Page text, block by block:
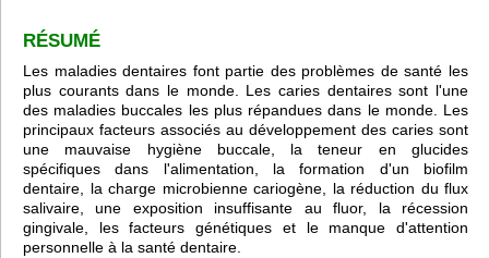
RÉSUMÉ
Les maladies dentaires font partie des problèmes de santé les
plus courants dans le monde. Les caries dentaires sont l'une
des maladies buccales les plus répandues dans le monde. Les
principaux facteurs associés au développement des caries sont
une mauvaise hygiène buccale, la teneur en glucides
spécifiques dans l'alimentation, la formation d'un biofilm
dentaire, la charge microbienne cariogène, la réduction du flux
salivaire, une exposition insuffisante au fluor, la récession
gingivale, les facteurs génétiques et le manque d'attention
personnelle à la santé dentaire.